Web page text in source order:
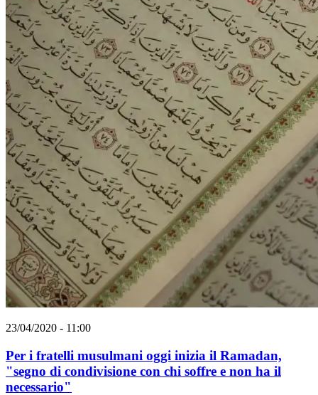
23/04/2020 - 11:00
Per i fratelli musulmani oggi inizia il Ramadan,
"segno di condivisione con chi soffre e non ha il
necessario"